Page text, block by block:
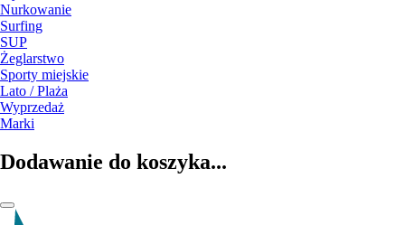
Nurkowanie
Surfing
SUP
Żeglarstwo
Sporty miejskie
Lato / Plaża
Wyprzedaż
Marki
Dodawanie do koszyka...